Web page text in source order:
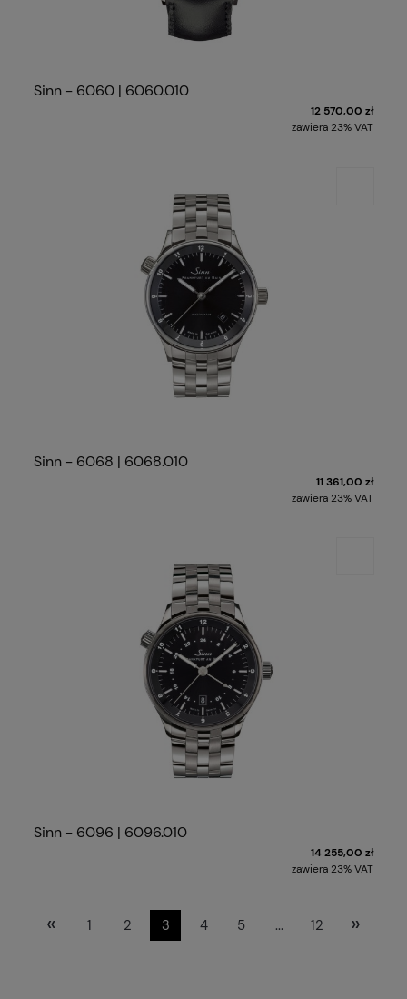
Sinn - 6060 | 6060.010
12 570,00 zł
zawiera 23% VAT
Sinn - 6068 | 6068.010
11 361,00 zł
zawiera 23% VAT
Sinn - 6096 | 6096.010
14 255,00 zł
zawiera 23% VAT
« 1 2 3 4 5 ... 12 »